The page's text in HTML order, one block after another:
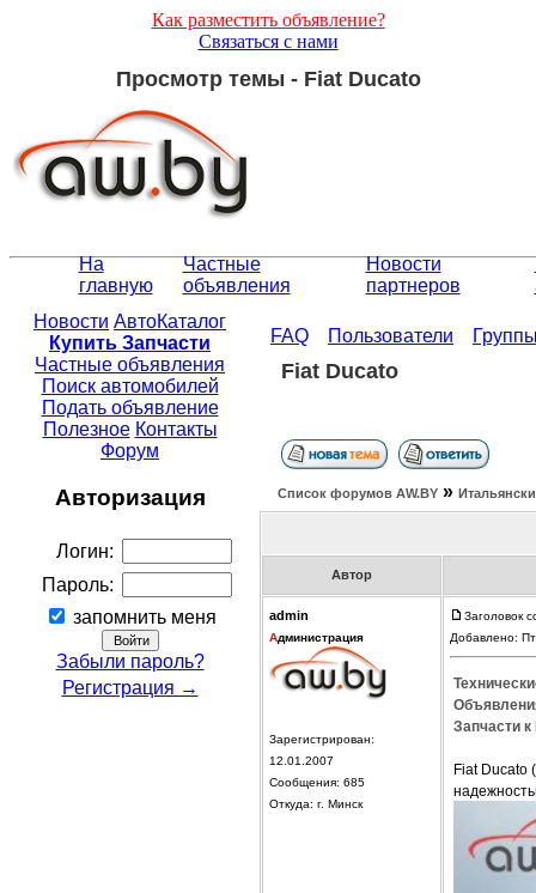
Как разместить объявление?
Связаться с нами
Просмотр темы - Fiat Ducato
На
главную
Частные
объявления
Новости
партнеров
Новости АвтоКаталог
Купить Запчасти
Частные объявления
Поиск автомобилей
Подать объявление
Полезное Контакты
Форум
Авторизация
Логин:
Пароль:
запомнить меня
Забыли пароль?
Регистрация →
FAQ Пользователи
Fiat Ducato
Список форумов АW.BY »
Автор
admin
Администрация
Зарегистрирован:
12.01.2007
Сообщения: 685
Откуда: г. Минск
Заголовок
Добавлено:
Запчасти
Fiat Ducato